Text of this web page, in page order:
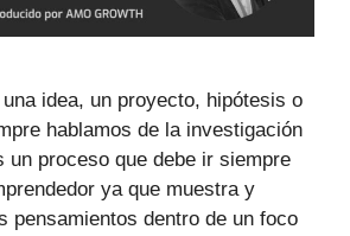
idea, un proyecto, hipótesis o
hablamos de la investigación
un proceso que debe ir siempre
ya que muestra y
pensamientos dentro de un foco